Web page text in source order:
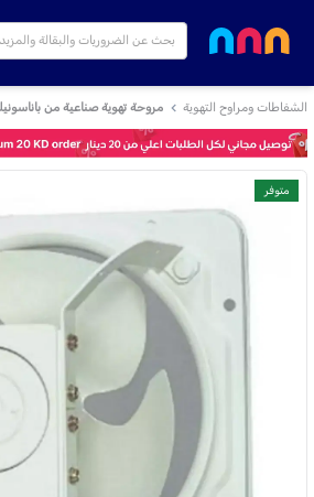
الشفاطات ومراوح التهوية مروحة تهوية صناعية من باناسونيك - 220 فولت،
متوفر